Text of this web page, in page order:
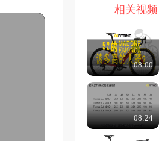
相关视频
08:00
08:24